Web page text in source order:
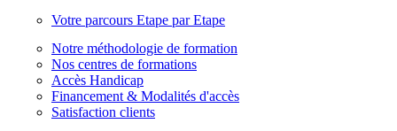
Votre parcours Etape par Etape
Notre méthodologie de formation
Nos centres de formations
Accès Handicap
Financement & Modalités d'accès
Satisfaction clients